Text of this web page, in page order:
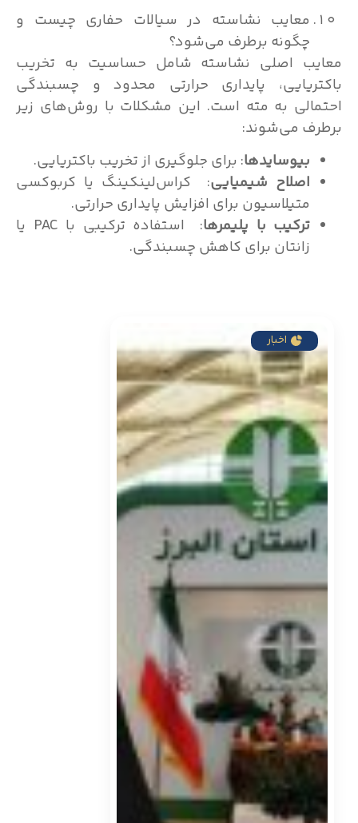
معایب نشاسته در سیالات حفاری چیست و
چگونه برطرف می‌شود؟
اصلی نشاسته شامل حساسیت به تخریب
پایداری حرارتی محدود و چسبندگی
به مته است. این مشکلات با روش‌های زیر
می‌شوند:
بیوسایدها: برای جلوگیری از تخریب باکتریایی.
اصلاح شیمیایی: کراس‌لینکینگ یا کربوکسی
متیلاسیون برای افزایش پایداری حرارتی.
ترکیب با پلیمرها
: استفاده ترکیبی با PAC یا
زانتان برای کاهش چسبندگی.
اخبار